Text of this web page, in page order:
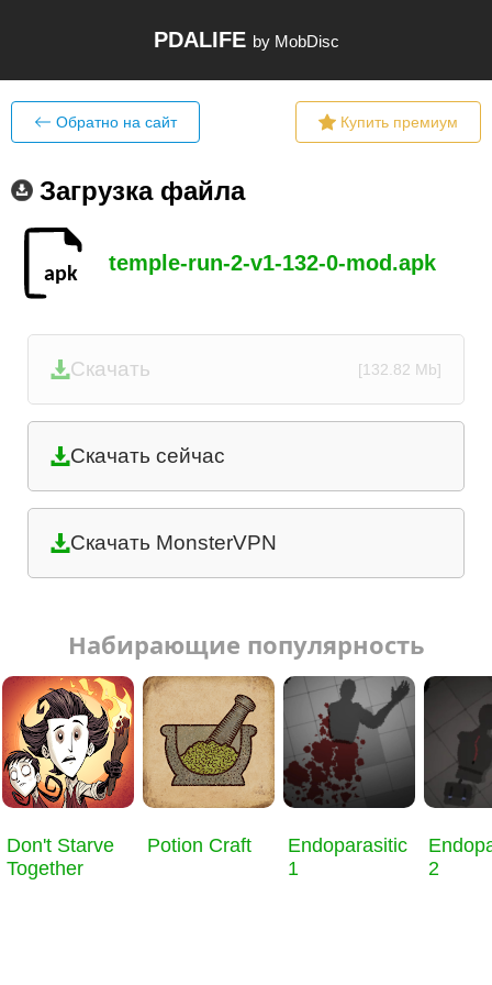
PDALIFE by MobDisc
Обратно на сайт Купить премиум
Загрузка файла
temple-run-2-v1-132-0-mod.apk
Скачать [132.82 Mb]
Скачать сейчас
Скачать MonsterVPN
Набирающие популярность
Don't Starve
Together
Potion Craft
Endoparasitic
1
2